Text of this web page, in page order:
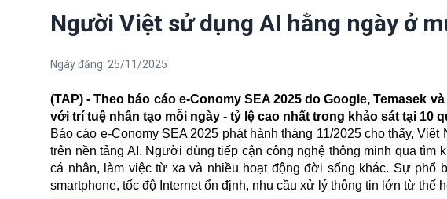
Người Việt sử dụng AI hằng ngày ở
Ngày đăng: 25/11/2025
(TAP) - Theo báo cáo e-Conomy SEA 2025 do Google, Temasek
với trí tuệ nhân tạo mỗi ngày - tỷ lệ cao nhất trong khảo sát tại 10
Báo cáo e-Conomy SEA 2025 phát hành tháng 11/2025 cho thấy,
trên nền tảng AI. Người dùng tiếp cận công nghệ thông minh qua tìm
cá nhân, làm việc từ xa và nhiều hoạt động đời sống khác. Sự phổ
smartphone, tốc độ Internet ổn định, nhu cầu xử lý thông tin lớn từ thế